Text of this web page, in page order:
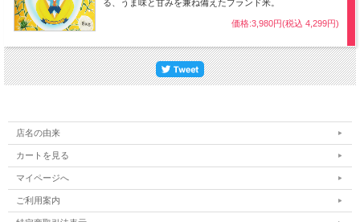
る、うま味と甘みを兼ね備えたブランド米。
価格:3,980円(税込 4,299円)
店名の由来
カートを見る
マイページへ
ご利用案内